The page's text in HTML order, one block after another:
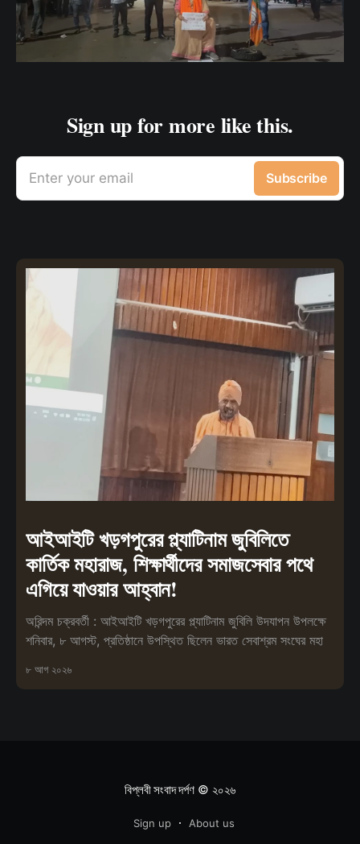
Sign up for more like this.
Enter your email Subscribe
আইআইটি খড়গপুরের প্ল্যাটিনাম জুবিলিতে
কার্তিক মহারাজ, শিক্ষার্থীদের সমাজসেবার পথে
এগিয়ে যাওয়ার আহ্বান!
অরিন্দম চক্রবর্তী : আইআইটি খড়গপুরের প্ল্যাটিনাম জুবিলি উদযাপন উপলক্ষে
শনিবার, ৮ আগস্ট, প্রতিষ্ঠানে উপস্থিত ছিলেন ভারত সেবাশ্রম সংঘের মহা
৮ আগ ২০২৬
বিপ্লবী সংবাদ দর্পণ© ২০২৬
Sign up About us